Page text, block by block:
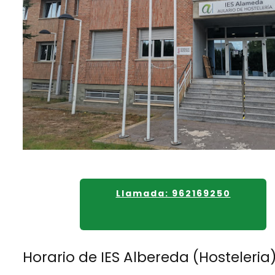
Llamada: 962169250
Horario de IES Albereda